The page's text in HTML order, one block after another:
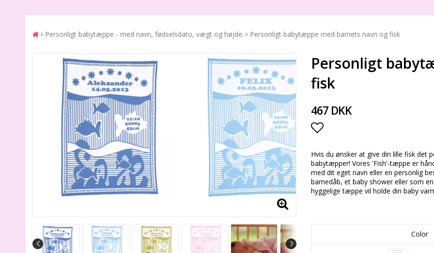
Personligt babytæppe - med navn, fødselsdato, vægt og højde. Personligt babytæppe med barnets navn og fisk
Personligt
fisk
467 DKK
Add to list of
Hvis du ønsker at give din lille fisk det
babytæpper! Vores 'Fish'-tæppe er
med dit eget navn eller en personlig
barnedåb, et baby shower eller som
hyggelige tæppe vil holde din baby
Color